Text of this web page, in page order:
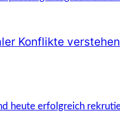
Konflikte verstehen